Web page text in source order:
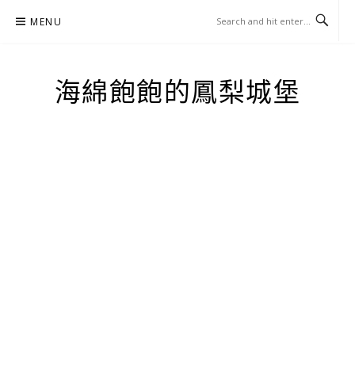
MENU
海綿飽飽的鳳梨城堡